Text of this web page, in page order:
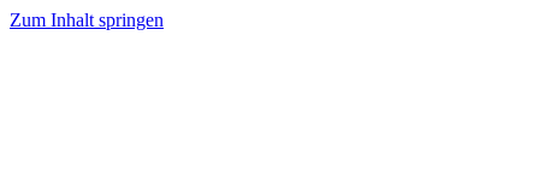
Zum Inhalt springen